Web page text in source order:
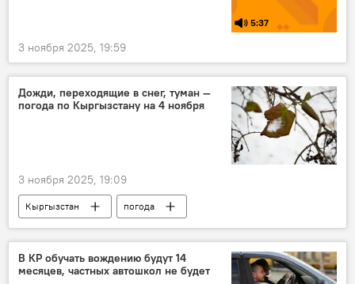
5:37
3 ноября 2025, 19:59
Дожди, переходящие в снег, туман —
погода по Кыргызстану на 4 ноября
3 ноября 2025, 19:09
Кыргызстан
погода
прогноз погоды
Прогноз погоды по Кыргызстану
погода в Кыргызстане
В КР обучать вождению будут 14
месяцев, частных автошкол не будет